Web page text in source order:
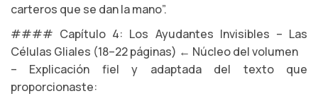
carteros que se dan la mano”.
#### Capítulo 4: Los Ayudantes Invisibles – Las
Células Gliales (18–22 páginas) ← Núcleo del volumen
– Explicación fiel y adaptada del texto que
proporcionaste: